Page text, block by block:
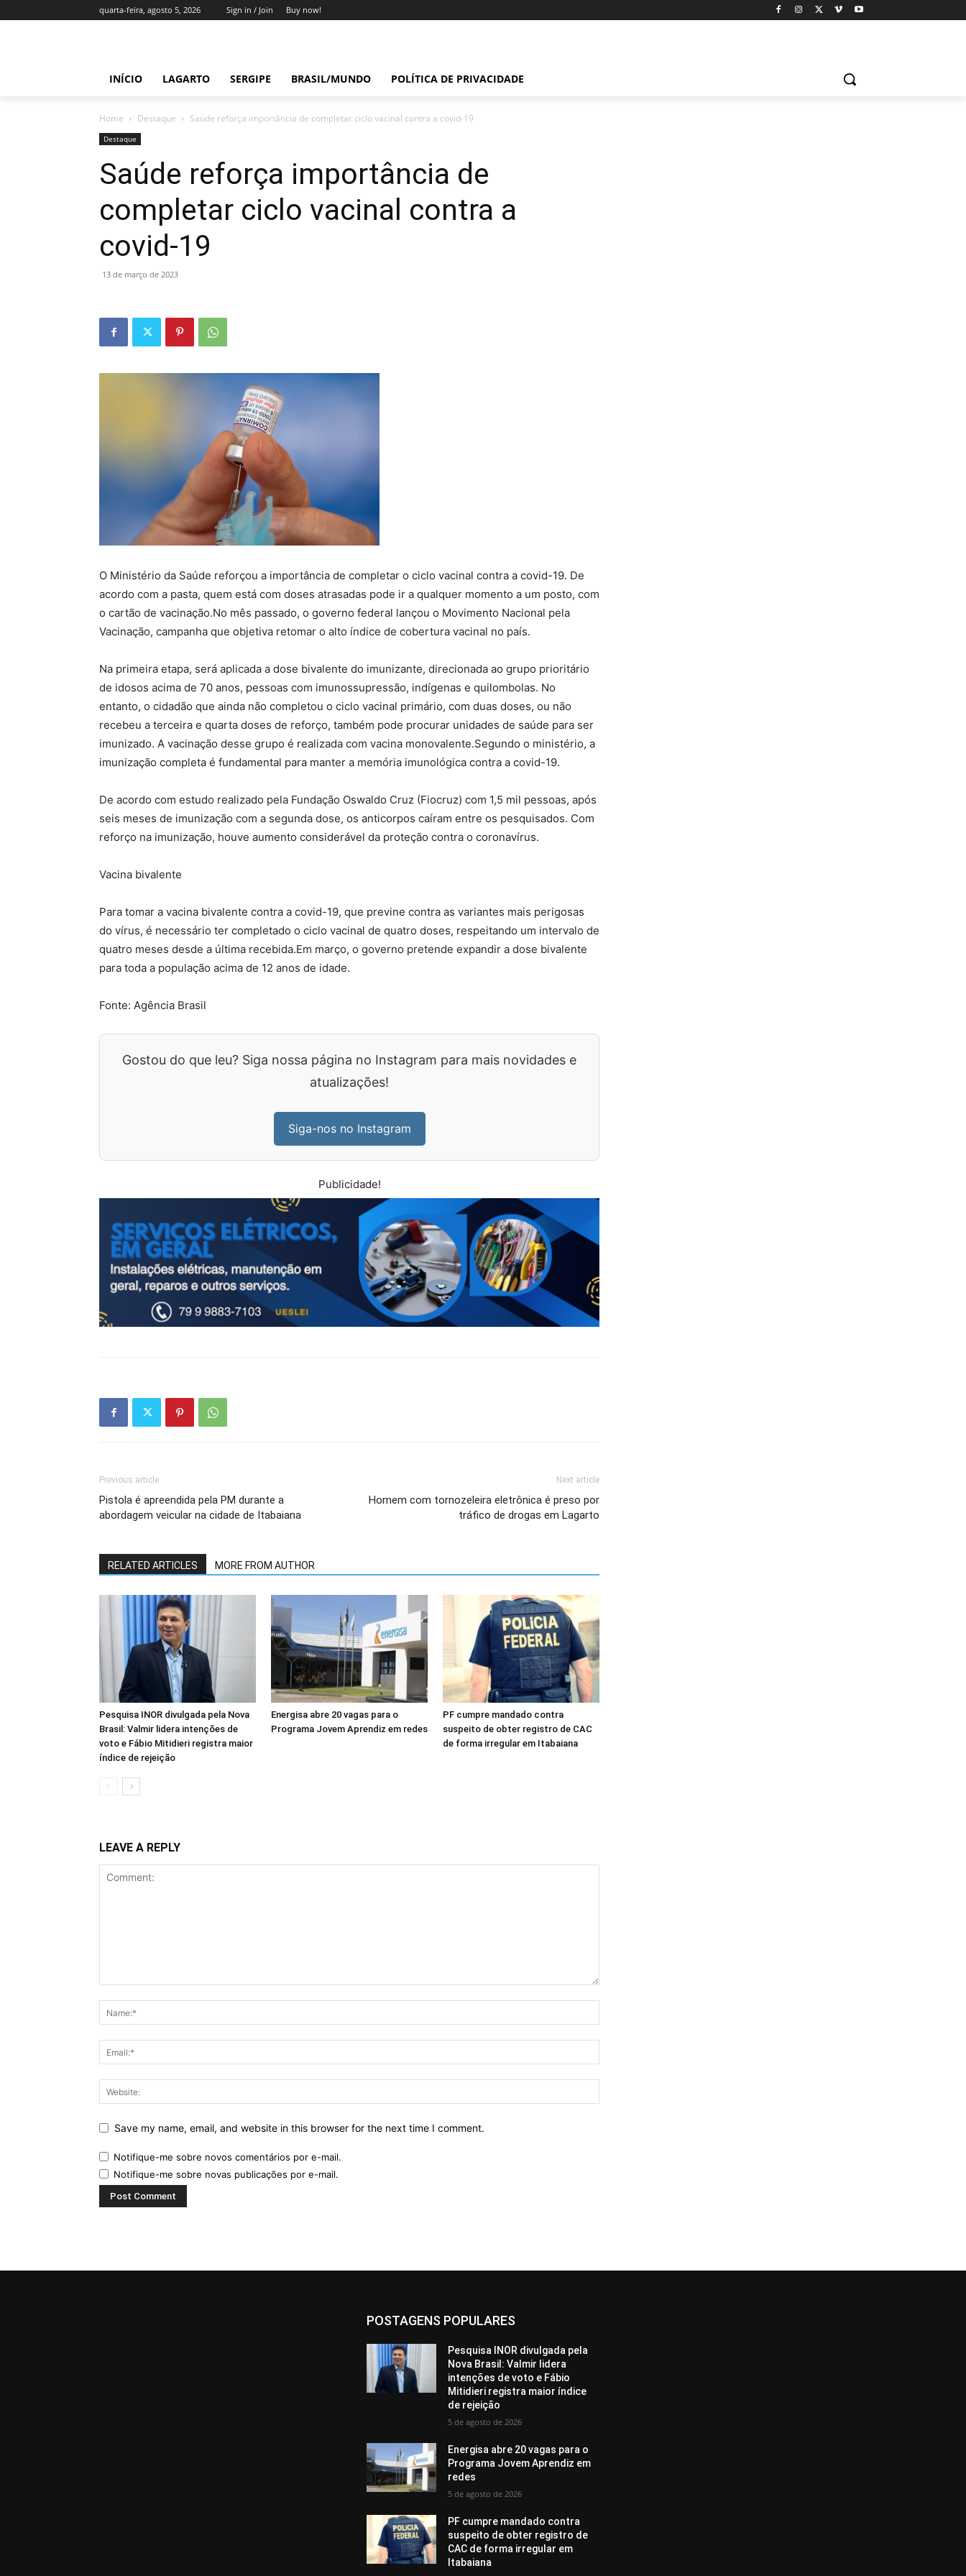
quarta-feira, agosto 5, 2026 Sign in / Join Buy now!
INÍCIO LAGARTO SERGIPE BRASIL/MUNDO POLÍTICA DE PRIVACIDADE
Home Destaque Saúde reforça importância de completar ciclo vacinal contra a covid-19
Destaque
Saúde reforça importância de
completar ciclo vacinal contra a
covid-19
13 de março de 2023
O Ministério da Saúde reforçou a importância de completar o ciclo vacinal contra a covid-19. De
acordo com a pasta, quem está com doses atrasadas pode ir a qualquer momento a um posto, com
o cartão de vacinação.No mês passado, o governo federal lançou o Movimento Nacional pela
Vacinação, campanha que objetiva retomar o alto índice de cobertura vacinal no país.
Na primeira etapa, será aplicada a dose bivalente do imunizante, direcionada ao grupo prioritário
de idosos acima de 70 anos, pessoas com imunossupressão, indígenas e quilombolas. No
entanto, o cidadão que ainda não completou o ciclo vacinal primário, com duas doses, ou não
recebeu a terceira e quarta doses de reforço, também pode procurar unidades de saúde para ser
imunizado. A vacinação desse grupo é realizada com vacina monovalente.Segundo o ministério, a
imunização completa é fundamental para manter a memória imunológica contra a covid-19.
De acordo com estudo realizado pela Fundação Oswaldo Cruz (Fiocruz) com 1,5 mil pessoas, após
seis meses de imunização com a segunda dose, os anticorpos caíram entre os pesquisados. Com
reforço na imunização, houve aumento considerável da proteção contra o coronavírus.
Vacina bivalente
Para tomar a vacina bivalente contra a covid-19, que previne contra as variantes mais perigosas
do vírus, é necessário ter completado o ciclo vacinal de quatro doses, respeitando um intervalo de
quatro meses desde a última recebida.Em março, o governo pretende expandir a dose bivalente
para toda a população acima de 12 anos de idade.
Fonte: Agência Brasil
Gostou do que leu? Siga nossa página no Instagram para mais novidades e
atualizações!
Siga-nos no Instagram
Publicidade!
Previous article
Pistola é apreendida pela PM durante a
abordagem veicular na cidade de Itabaiana
Next article
Homem com tornozeleira eletrônica é preso por
tráfico de drogas em Lagarto
RELATED ARTICLES MORE FROM AUTHOR
Pesquisa INOR divulgada pela Nova
Brasil: Valmir lidera intenções de
voto e Fábio Mitidieri registra maior
índice de rejeição
Energisa abre 20 vagas para o
Programa Jovem Aprendiz em redes
PF cumpre mandado contra
suspeito de obter registro de CAC
de forma irregular em Itabaiana
LEAVE A REPLY
Save my name, email, and website in this browser for the next time I comment.
Notifique-me sobre novos comentários por e-mail.
Notifique-me sobre novas publicações por e-mail.
POSTAGENS POPULARES
Pesquisa INOR divulgada pela
Nova Brasil: Valmir lidera
intenções de voto e Fábio
Mitidieri registra maior índice
de rejeição
5 de agosto de 2026
Energisa abre 20 vagas para o
Programa Jovem Aprendiz em
redes
5 de agosto de 2026
PF cumpre mandado contra
suspeito de obter registro de
CAC de forma irregular em
Itabaiana